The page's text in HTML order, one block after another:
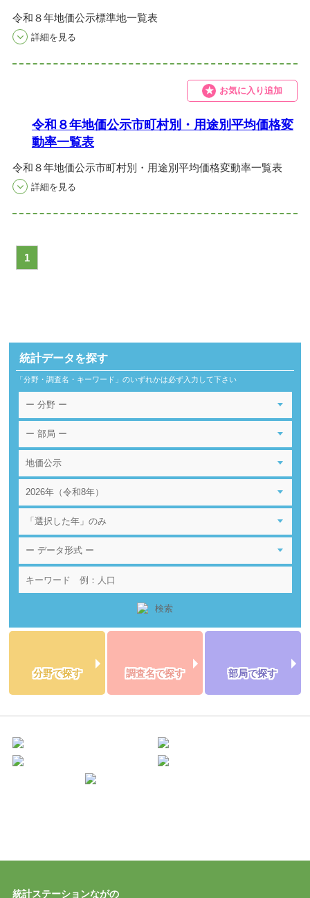
令和８年地価公示標準地一覧表
お気に入り追加
令和８年地価公示市町村別・用途別平均価格変
動率一覧表
令和８年地価公示市町村別・用途別平均価格変動率一覧表
1
統計データを探す
「分野・調査名・キーワード」のいずれかは必ず入力して下さい
分野で探す 調査名で探す 部局で探す
統計ステーションながの